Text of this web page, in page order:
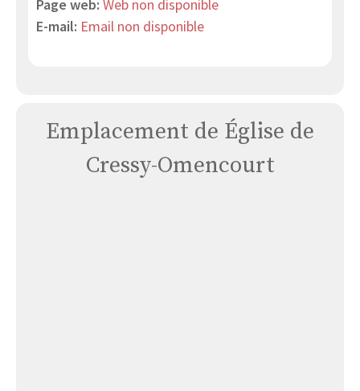
Page web: Web non disponible
E-mail: Email non disponible
Emplacement de Église de
Cressy-Omencourt